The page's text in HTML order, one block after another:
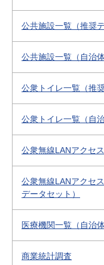
公共施設一覧（推奨
公共施設一覧（自治
公衆トイレ一覧（推
公衆トイレ一覧（自
公衆無線LANアクセ
公衆無線LANアクセ
データセット）
医療機関一覧（自治
商業統計調査